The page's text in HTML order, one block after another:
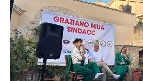
SPORT
RISULTATI E CLASSIFICHE
CALCIO
CALCIO REGIONALE
BASKET